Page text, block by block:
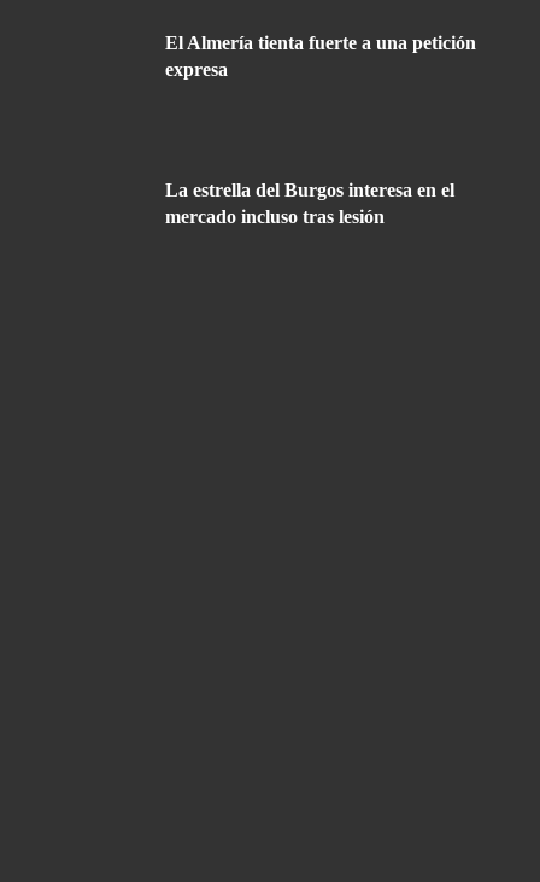
El Almería tienta fuerte a una petición
expresa
La estrella del Burgos interesa en el
mercado incluso tras lesión